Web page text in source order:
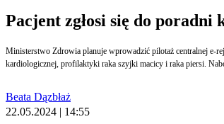
Pacjent zgłosi się do
Ministerstwo Zdrowia planuje wprowadzić pilotaż centralnej e-
kardiologicznej, profilaktyki raka szyjki macicy i raka piersi.
Beata Dązbłaż
22.05.2024 | 14:55